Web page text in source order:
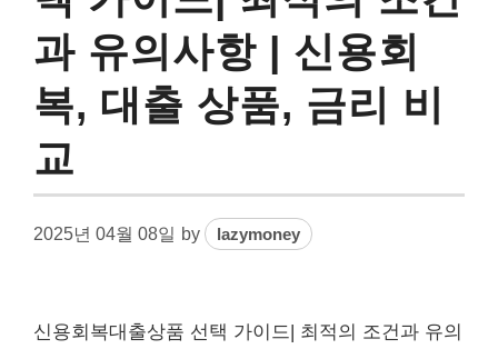
과 유의사항 | 신용회
복, 대출 상품, 금리 비
교
2025년 04월 08일 by lazymoney
신용회복대출상품 선택 가이드| 최적의 조건과 유의